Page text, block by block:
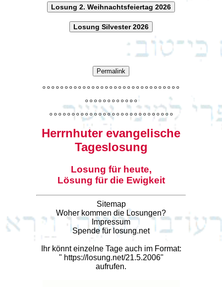
Losung 2. Weihnachtsfeiertag 2026
Losung Silvester 2026
Permalink
o o o o o o o o o o o o o o o o o o o o o o o o o o o o o o o
o o o o o o o o o o o o
o o o o o o o o o o o o o o o o o o o o o o o o o o o o
Herrnhuter evangelische
Tageslosung
Losung für heute,
Lösung für die Ewigkeit
Sitemap
Woher kommen die Losungen?
Impressum
Spende für losung.net
Ihr könnt einzelne Tage auch im Format:
" https://losung.net/21.5.2006"
aufrufen.